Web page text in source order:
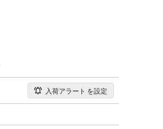
入荷アラート を設定